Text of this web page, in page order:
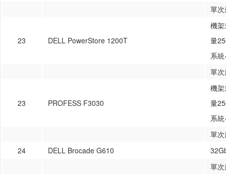
單
23 DELL PowerStore 1200T
機
量
系
單
23 PROFESS F3030
機
量
系
單
24
DELL Brocade G610
單